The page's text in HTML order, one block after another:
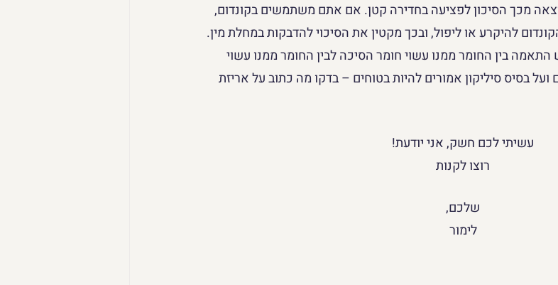
מכך הסיכון לפציעה בחדירה קטן. אם אתם משתמשים בקונדום,
להיקרע או ליפול, ובכך מקטין את הסיכוי להדבקות במחלת מין.
בין החומר ממנו עשוי חומר הסיכה לבין החומר ממנו עשוי
בסיס סיליקון אמורים להיות בטוחים – בדקו מה כתוב על אריזת
עשיתי לכם חשק, אני יודעת!
רוצו לקנות
שלכם,
לימור